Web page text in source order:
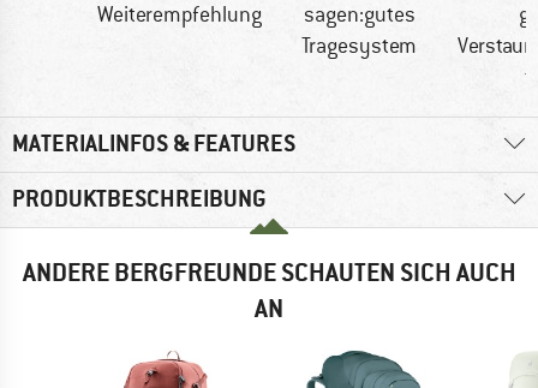
Weiterempfehlung
sagen:gutes
Tragesystem
MATERIALINFOS & FEATURES
PRODUKTBESCHREIBUNG
ANDERE BERGFREUNDE SCHAUTEN SICH AUCH
AN